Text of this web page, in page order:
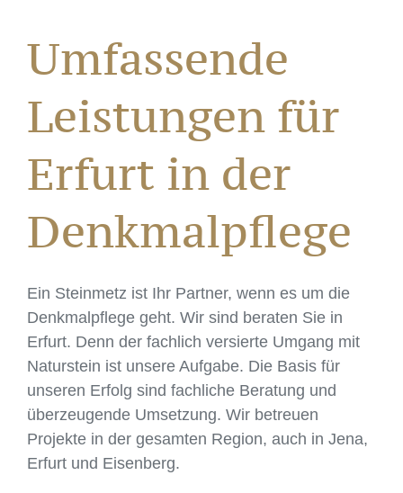
Umfassende
Leistungen für
Erfurt in der
Denkmalpflege
Ein Steinmetz ist Ihr Partner, wenn es um die
Denkmalpflege geht. Wir sind beraten Sie in
Erfurt. Denn der fachlich versierte Umgang mit
Naturstein ist unsere Aufgabe. Die Basis für
unseren Erfolg sind fachliche Beratung und
überzeugende Umsetzung. Wir betreuen
Projekte in der gesamten Region, auch in Jena,
Erfurt und Eisenberg.